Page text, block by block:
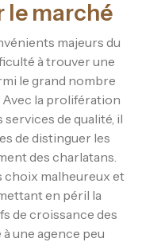
le marché
majeurs du
à trouver une
le grand nombre
Avec la prolifération
de qualité, il
de distinguer les
des charlatans.
malheureux et
en péril la
de croissance des
une agence peu